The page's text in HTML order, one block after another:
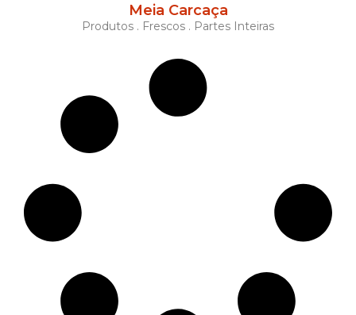
Meia Carcaça
Produtos . Frescos . Partes Inteiras